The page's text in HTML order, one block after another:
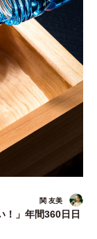
関 友美
」年間360日日